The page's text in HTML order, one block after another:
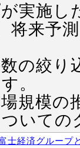
実施し
将来予
の絞
。
規模
いて
士経済グループ